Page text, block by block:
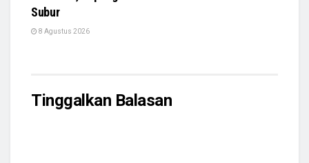
Subur
8 Agustus 2026
Tinggalkan Balasan